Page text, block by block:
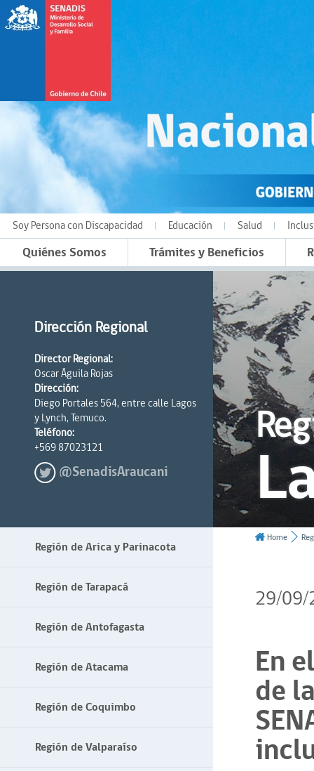
Soy Persona con Discapacidad Educación Salud
Quiénes Somos Trámites y Beneficios
Dirección Regional
Director Regional:
Oscar Águila Rojas
Dirección:
Diego Portales 564, entre calle Lagos
y Lynch, Temuco.
Teléfono:
+569 87023121
@SenadisAraucani
Región de Arica y Parinacota
Región de Tarapacá
Región de Antofagasta
Región de Atacama
Región de Coquimbo
Región de Valparaíso
Home
29/
En
de